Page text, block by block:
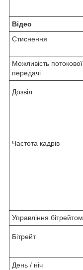
Відео
Стиснення
Можливість потокової
передачі
Дозвіл
Частота кадрів
Управління бітрейтом
Бітрейт
День / ніч